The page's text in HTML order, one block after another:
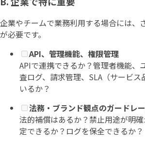
企業やチームで業務利用する場合には、
が必要です。
API、管理機能、権限管理
APIで連携できるか？管理者機能、
査ログ、請求管理、SLA（サービス
いるか？
法務・ブランド観点のガードレ
法的補償はあるか？禁止用途が明
定できるか？ログを保全できるか？